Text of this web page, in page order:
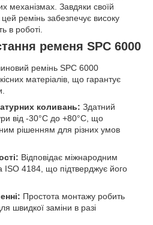
механізмах. Завдяки своїй
цей ремінь забезпечує високу
в роботі.
ременя SPC 6000
ремінь SPC 6000
матеріалів, що гарантує
коливань: Здатний
від -30°C до +80°C, що
рішенням для різних умов
Відповідає міжнародним
ISO 4184, що підтверджує його
Простота монтажу робить
швидкої заміни в разі